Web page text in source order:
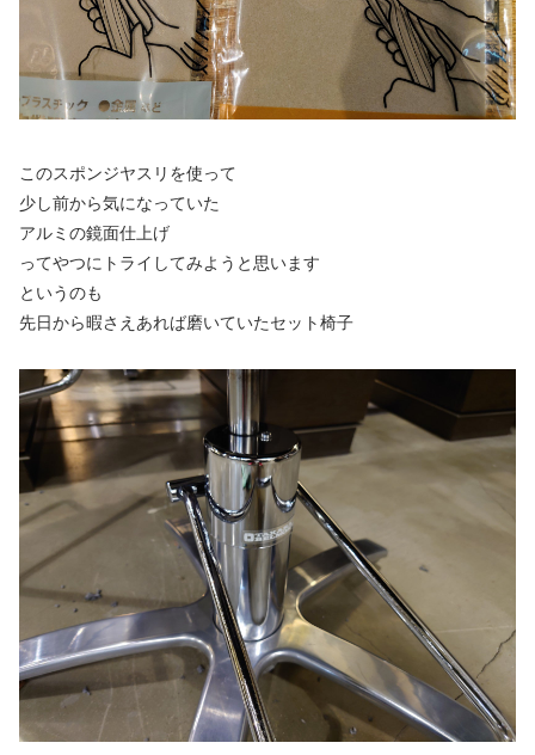
このスポンジヤスリを使って
少し前から気になっていた
アルミの鏡面仕上げ
ってやつにトライしてみようと思います
というのも
先日から暇さえあれば磨いていたセット椅子